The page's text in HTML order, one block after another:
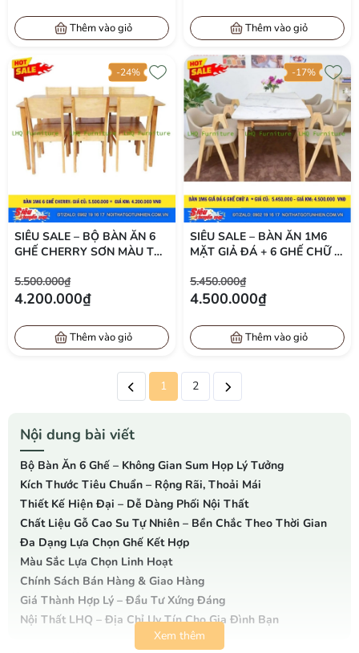
Thêm vào giỏ Thêm vào giỏ
-24%
SIÊU SALE – BỘ BÀN ĂN 6
GHẾ CHERRY SƠN MÀU TỰ
TẠI LHQ FURNITURE
5.500.000₫
4.200.000₫
Thêm vào giỏ
-17%
SIÊU SALE – BÀN ĂN 1M6
MẶT GIẢ ĐÁ + 6 GHẾ CHỮ A
CHỈ 4.500.000Đ
5.450.000₫
4.500.000₫
Thêm vào giỏ
1 2
Nội dung bài viết
Bộ Bàn Ăn 6 Ghế – Không Gian Sum Họp Lý Tưởng
Kích Thước Tiêu Chuẩn – Rộng Rãi, Thoải Mái
Thiết Kế Hiện Đại – Dễ Dàng Phối Nội Thất
Chất Liệu Gỗ Cao Su Tự Nhiên – Bền Chắc Theo Thời Gian
Đa Dạng Lựa Chọn Ghế Kết Hợp
Màu Sắc Lựa Chọn Linh Hoạt
Chính Sách Bán Hàng & Giao Hàng
Giá Thành Hợp Lý – Đầu Tư Xứng Đáng
Nội Thất LHQ – Địa Chỉ Uy Tín Cho Gia Đình Bạn
Xem thêm